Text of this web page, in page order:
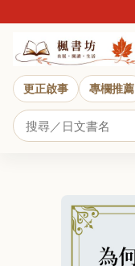
更正啟事 專欄推薦